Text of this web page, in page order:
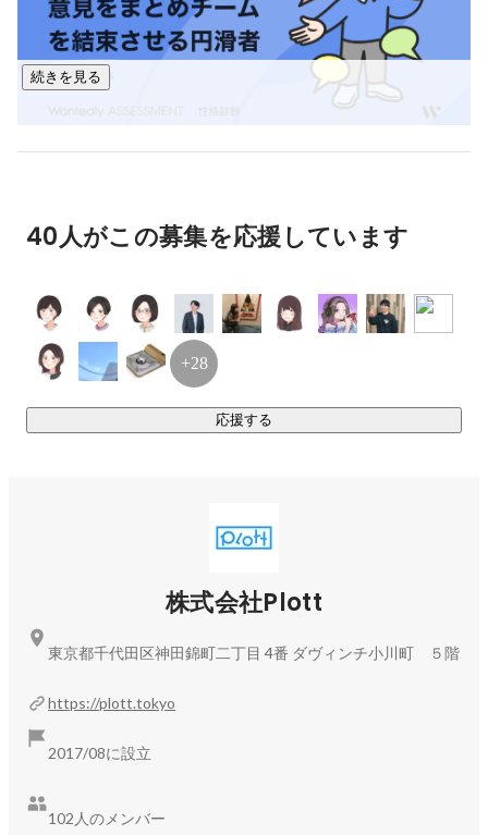
＝＝＝＝＝＝＝＝＝＝＝＝＝＝＝＝＝＝＝＝＝＝＝＝＝＝＝
◆Plottとは？
Plottは小説などを書く前に作る「プロット」のことを指しま
しています。
（インクリメント/加算処理を行うこと）を、
「Plot」とかけ合わせて「Plott」と表示し
「コンテンツをエンジニアリングする」
「ずっと成長し続ける」との意味も込めています。
◆Plottだから実現できることは？
ニメ制作を実現しています。
出版社勤務、Web広告代理店勤務、ソーシャルゲームディレ
クターなど多岐にわたります。
エンタメ系コンテンツを通じて、次世代のクリエイティブを
創造できるチャンスが広がっています。
【データによる数値化と感性による新コンテンツの誕生】
視聴者の反応はすべて数値化された状態で確認することがで
きます。
続きを見る
40人がこの募集を応援しています
応援する
+28
株式会社Plott
https://plott.tokyo
2017/08に設立
102人のメンバー
東京都千代田区神田錦町二丁目 4番 ダヴィンチ小川町 ５階